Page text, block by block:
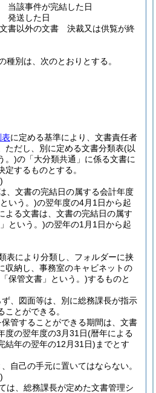
当該事件が完結した日
発送した日
書以外の文書 決裁又は供覧が終
種別は、次のとおりとする。
表に定める基準により、文書責任者
ただし、別に定める文書分類表(以
。)の「大分類共通」に係る文書に
するものとする。
、文書の完結日の属する会計年度
いう。)の翌年度の4月1日から起
よる文書は、文書の完結日の属す
という。)の翌年の1月1日から起
表により分類し、フォルダーに挟
収納し、事務室のキャビネットの
保管文書」という。)するものと
、図面等は、別に総務課長が指示
とができる。
管することができる期間は、文書
度の翌年度の3月31日(暦年による
結年の翌年の12月31日) までとす
自己の手元に置いてはならない。
は、総務課長が定めた文書管理シ